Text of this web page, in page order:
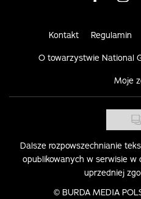
Kontakt Regulamin
O towarzystwie National
Moje
Dalsze rozpowszechnianie
opublikowanych w serwisie w
uprzedniej
© BURDA MEDIA